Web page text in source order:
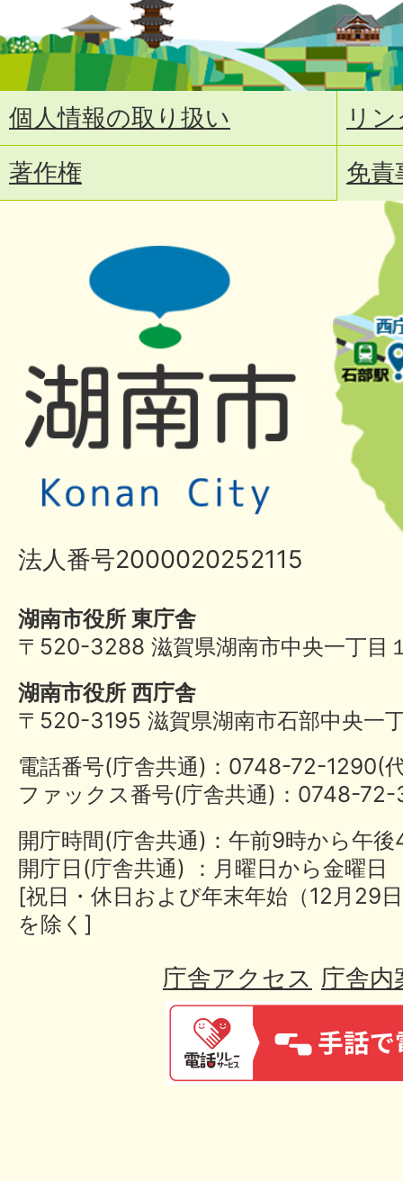
個人情報の取り扱い
リ
著作権
免責
法人番号2000020252115
湖南市役所 東庁舎
〒520-3288 滋賀県湖南市中央一丁目
湖南市役所 西庁舎
〒520-3195 滋賀県湖南市石部中央一
電話番号(庁舎共通)：0748-72-
ファックス番号(庁舎共通)：0748-
開庁時間(庁舎共通)：午前9時から午
開庁日(庁舎共通) ：月曜日から金曜日
[祝日・休日および年末年始（12月29
を除く]
庁舎アクセス 庁舎内